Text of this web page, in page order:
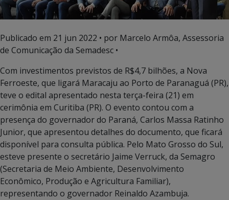
Publicado em 21 jun 2022 • por Marcelo Armôa, Assessoria
de Comunicação da Semadesc •
Com investimentos previstos de R$4,7 bilhões, a Nova
Ferroeste, que ligará Maracaju ao Porto de Paranaguá (PR),
teve o edital apresentado nesta terça-feira (21) em
cerimônia em Curitiba (PR). O evento contou com a
presença do governador do Paraná, Carlos Massa Ratinho
Junior, que apresentou detalhes do documento, que ficará
disponível para consulta pública. Pelo Mato Grosso do Sul,
esteve presente o secretário Jaime Verruck, da Semagro
(Secretaria de Meio Ambiente, Desenvolvimento
Econômico, Produção e Agricultura Familiar),
representando o governador Reinaldo Azambuja.